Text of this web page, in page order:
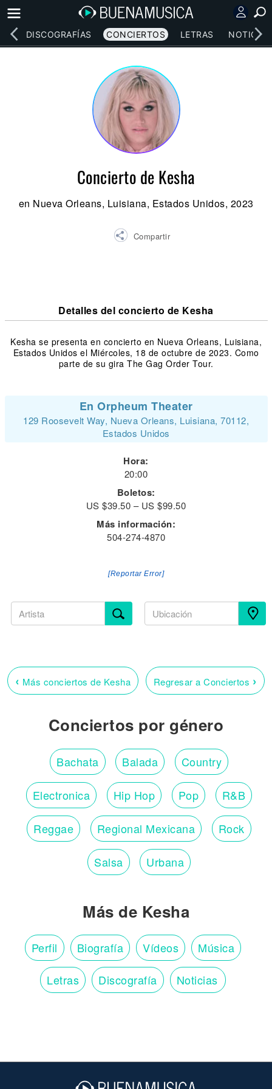
DISCOGRAFÍAS CONCIERTOS LETRAS NOTICIAS
Concierto de Kesha
en Nueva Orleans, Luisiana, Estados Unidos, 2023
Compartir
Detalles del concierto de Kesha
Kesha se presenta en concierto en Nueva Orleans, Luisiana,
Estados Unidos el Miércoles, 18 de octubre de 2023. Como
parte de su gira The Gag Order Tour.
En Orpheum Theater
129 Roosevelt Way, Nueva Orleans, Luisiana, 70112,
Estados Unidos
Hora:
20:00
Boletos:
US $39.50 – US $99.50
Más información:
504-274-4870
[Reportar Error]
‹ Más conciertos de Kesha Regresar a Conciertos ›
Conciertos por género
Bachata Balada Country
Electronica Hip Hop Pop R&B
Reggae Regional Mexicana Rock
Salsa Urbana
Más de Kesha
Perfil Biografía Vídeos Música
Letras Discografía Noticias